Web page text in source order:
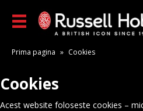
main
Prima pagina » Cookies
Cookies
Acest website foloseste cookies –